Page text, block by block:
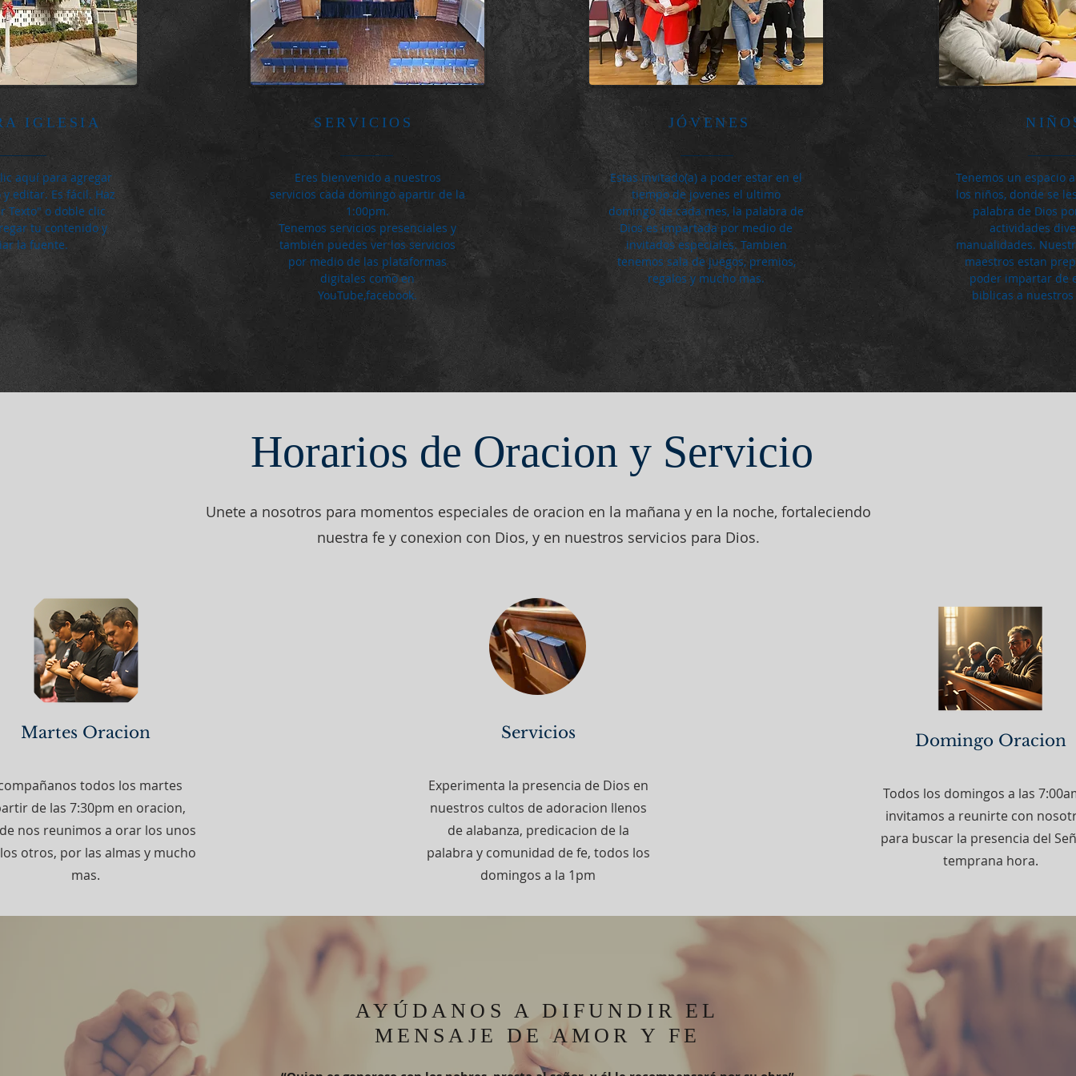
IGLESIA
aquí para agregar
editar. Es fácil. Haz
Texto" o doble clic
tu contenido y
la fuente.
SERVICIOS
Eres bienvenido a nuestros
servicios cada domingo apartir de la
1:00pm.
Tenemos servicios presenciales y
también puedes ver los servicios
por medio de las plataformas
digitales como en
YouTube,facebook.
JÓVENES
Estas invitado(a) a poder estar en el
tiempo de jovenes el ultimo
domingo de cada mes, la palabra de
Dios es impartada por medio de
invitados especiales. Tambien
tenemos sala de juegos, premios,
regalos y mucho mas.
Tenemos un espacio
los niños, donde se
palabra de Dios
actividades
manualidades.
maestros estan
poder impartar de
biblicas a
Horarios de Oracion y Servicio
Unete a nosotros para momentos especiales de oracion en la mañana y en la noche, fortaleciendo
nuestra fe y conexion con Dios, y en nuestros servicios para Dios.
Martes Oracion
todos los martes
de las 7:30pm en oracion,
nos reunimos a orar los unos
otros, por las almas y mucho
mas.
Servicios
Experimenta la presencia de Dios en
nuestros cultos de adoracion llenos
de alabanza, predicacion de la
palabra y comunidad de fe, todos los
domingos a la 1pm
Domingo Oracion
Todos los domingos a las
invitamos a reunirte con
para buscar la presencia del
temprana hora.
AYÚDANOS A DIFUNDIR EL
MENSAJE DE AMOR Y FE